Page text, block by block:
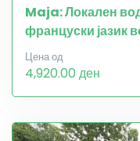
Maja: Локален
француски јазик
Цена од
4,920.00 ден